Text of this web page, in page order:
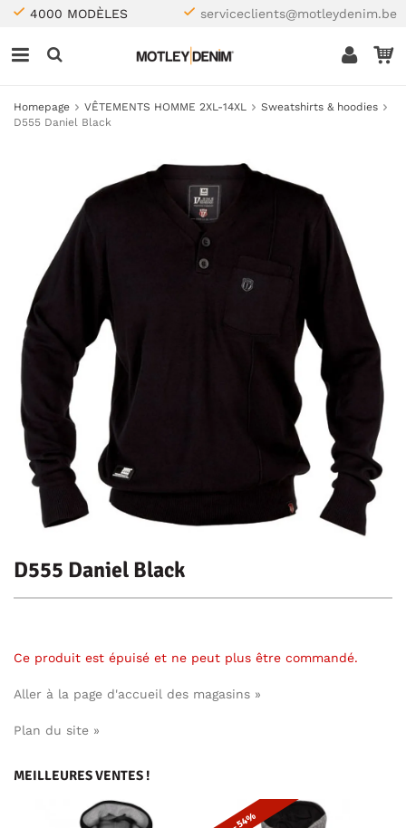
4000 MODÈLES serviceclients@motleydenim.be
Homepage VÊTEMENTS HOMME 2XL-14XL
Sweatshirts & hoodies
D555 Daniel Black
D555 Daniel Black
Ce produit est épuisé et ne peut plus être commandé.
Aller à la page d'accueil des magasins »
Plan du site »
MEILLEURES VENTES !
- 54%